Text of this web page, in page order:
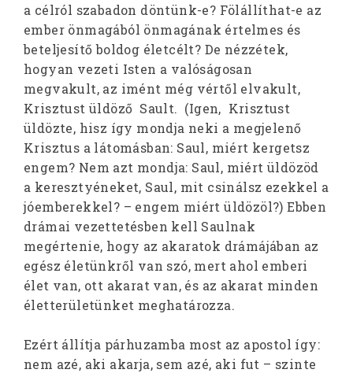
a célról szabadon döntünk-e? Fölállíthat-e az
ember önmagából önmagának értelmes és
beteljesítő boldog életcélt? De nézzétek,
hogyan vezeti Isten a valóságosan
megvakult, az imént még vértől elvakult,
Krisztust üldöző Sault. (Igen, Krisztust
üldözte, hisz így mondja neki a megjelenő
Krisztus a látomásban: Saul, miért kergetsz
engem? Nem azt mondja: Saul, miért üldözöd
a keresztyéneket, Saul, mit csinálsz ezekkel a
jóemberekkel? – engem miért üldözöl?) Ebben
drámai vezettetésben kell Saulnak
megértenie, hogy az akaratok drámájában az
egész életünkről van szó, mert ahol emberi
élet van, ott akarat van, és az akarat minden
életterületünket meghatározza.
Ezért állítja párhuzamba most az apostol így:
nem azé, aki akarja, sem azé, aki fut – szinte